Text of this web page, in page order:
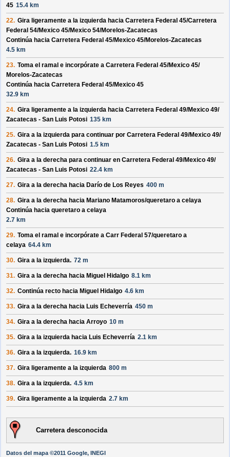
45 15.4 km
22. Gira ligeramente a la izquierda hacia Carretera Federal 45/Carretera
Federal 54/Mexico 45/Mexico 54/Morelos-Zacatecas
Continúa hacia Carretera Federal 45/Mexico 45/Morelos-Zacatecas
4.5 km
23. Toma el ramal e incorpórate a Carretera Federal 45/Mexico 45/
Morelos-Zacatecas
Continúa hacia Carretera Federal 45/Mexico 45
32.9 km
24. Gira ligeramente a la izquierda hacia Carretera Federal 49/Mexico 49/
Zacatecas - San Luis Potosi 135 km
25. Gira a la izquierda para continuar por Carretera Federal 49/Mexico 49/
Zacatecas - San Luis Potosi 1.5 km
26. Gira a la derecha para continuar en Carretera Federal 49/Mexico 49/
Zacatecas - San Luis Potosi 22.4 km
27. Gira a la derecha hacia Darío de Los Reyes 400 m
28. Gira a la derecha hacia Mariano Matamoros/queretaro a celaya
Continúa hacia queretaro a celaya
2.7 km
29. Toma el ramal e incorpórate a Carr Federal 57/queretaro a
celaya 64.4 km
30. Gira a la izquierda. 72 m
31. Gira a la derecha hacia Miguel Hidalgo 8.1 km
32. Continúa recto hacia Miguel Hidalgo 4.6 km
33. Gira a la derecha hacia Luis Echeverría 450 m
34. Gira a la derecha hacia Arroyo 10 m
35. Gira a la izquierda hacia Luis Echeverría 2.1 km
36. Gira a la izquierda. 16.9 km
37. Gira ligeramente a la izquierda 800 m
38. Gira a la izquierda. 4.5 km
39. Gira ligeramente a la izquierda 2.7 km
Carretera desconocida
Datos del mapa ©2011 Google, INEGI